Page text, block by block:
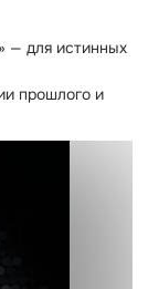
— для истинных
прошлого и